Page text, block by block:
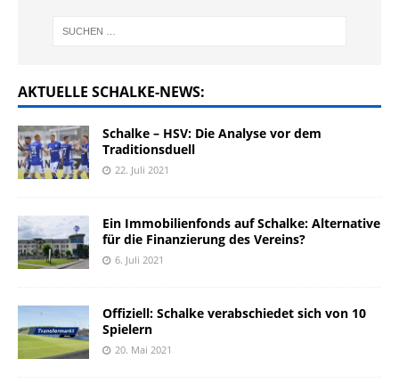
AKTUELLE SCHALKE-NEWS:
Schalke – HSV: Die Analyse vor dem
Traditionsduell
22. Juli 2021
Ein Immobilienfonds auf Schalke: Alternative
für die Finanzierung des Vereins?
6. Juli 2021
Offiziell: Schalke verabschiedet sich von 10
Spielern
20. Mai 2021